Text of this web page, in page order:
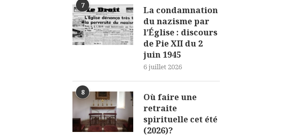
7
La condamnation
du nazisme par
l’Église : discours
de Pie XII du 2
juin 1945
6 juillet 2026
8
Où faire une
retraite
spirituelle cet été
(2026)?